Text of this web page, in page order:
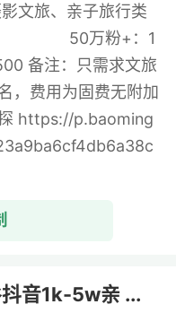
文旅、亲子旅行类
50万粉+：1
注：只需求文旅
，费用为固费无附加
https://p.baoming
音1k-5w亲 ...